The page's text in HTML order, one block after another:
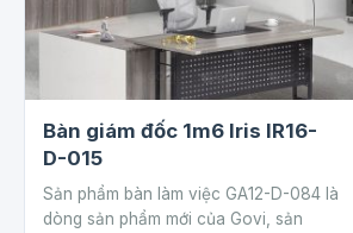
Bàn giám đốc 1m6 Iris IR16-
D-015
Sản phẩm bàn làm việc GA12-D-084 là
dòng sản phẩm mới của Govi, sản